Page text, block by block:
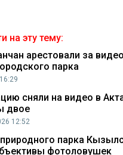
на эту тему:
арестовали за
парка
сняли на видео в
двое
12:52
парка
фотоловушек